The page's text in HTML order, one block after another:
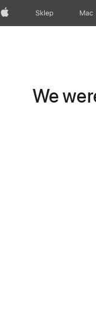
Apple Sklep Mac
We